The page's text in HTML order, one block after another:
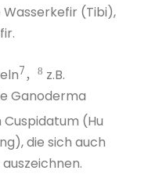
(Tibi),
7 ，8 z.B.
Ganoderma
Cuspidatum (Hu
die sich auch